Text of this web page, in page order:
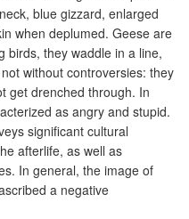
blue gizzard, enlarged
when deplumed. Geese are
birds, they waddle in a line,
without controversies: they
get drenched through. In
as angry and stupid.
significant cultural
afterlife, as well as
In general, the image of
a negative